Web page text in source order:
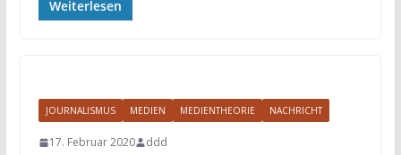
Weiterlesen
JOURNALISMUS MEDIEN MEDIENTHEORIE NACHRICHT
17. Februar 2020 ddd